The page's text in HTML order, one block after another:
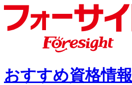
おすすめ資格情報